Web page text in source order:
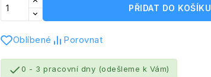
PŘIDAT DO KOŠÍKU
Oblíbené Porovnat
0 - 3 pracovní dny (odešleme k Vám)